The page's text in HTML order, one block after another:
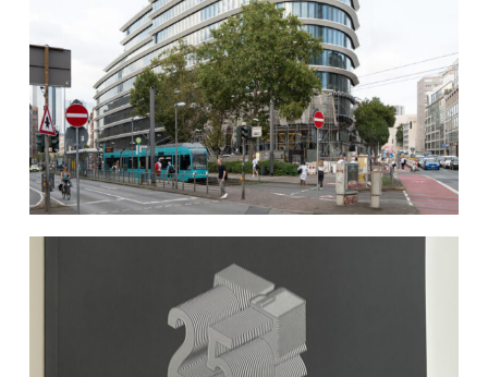
Architektenkontor
12. Februar 2024